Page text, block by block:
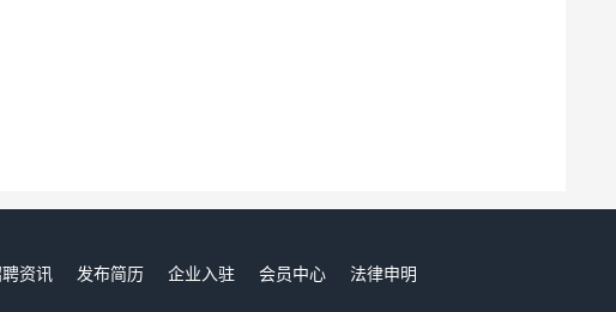
资讯 发布简历 企业入驻 会员中心
法律申明